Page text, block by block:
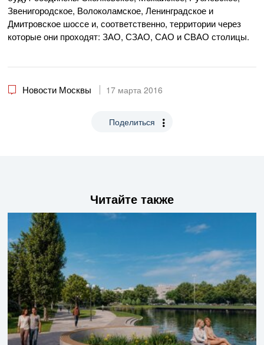
Звенигородское, Волоколамское, Ленинградское и
Дмитровское шоссе и, соответственно, территории через
которые они проходят: ЗАО, СЗАО, САО и СВАО столицы.
Новости Москвы 17 марта 2016
Поделиться
Читайте также